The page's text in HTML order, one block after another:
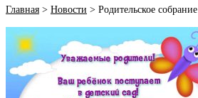
Главная > Новости > Родительское собрание